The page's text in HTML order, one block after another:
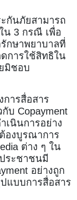
กันภัยสามารถ
น 3 กรณี เพื่อ
กษาพยาบาลที่
การใช้สิทธิใน
มิชอบ
การสื่อสาร
บ Copayment
เนินการอย่าง
องบูรณาการ
ต่าง ๆ ใน
ระชาชนมี
อย่างถูก
แบบการสื่อสาร